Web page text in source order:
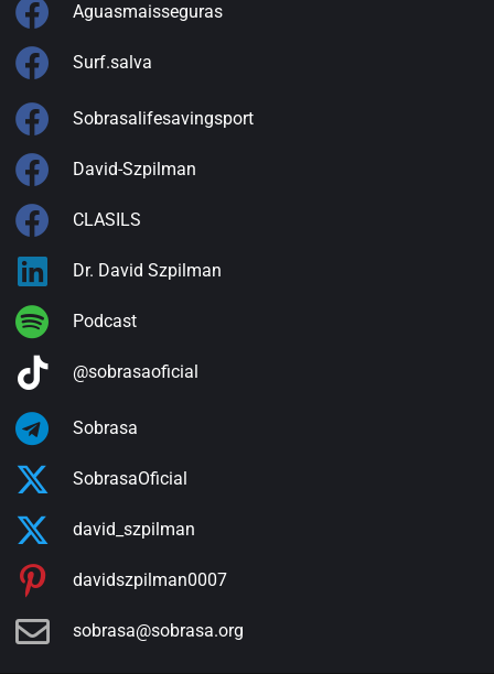
Aguasmaisseguras
Surf.salva
Sobrasalifesavingsport
David-Szpilman
CLASILS
Dr. David Szpilman
Podcast
@sobrasaoficial
Sobrasa
SobrasaOficial
david_szpilman
davidszpilman0007
sobrasa@sobrasa.org